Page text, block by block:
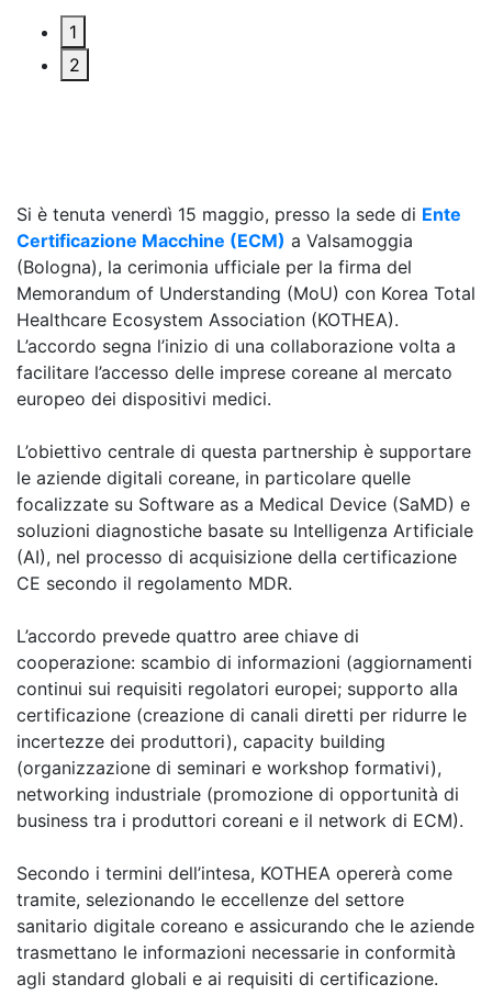
1
2
Si è tenuta venerdì 15 maggio, presso la sede di Ente
Certificazione Macchine (ECM) a Valsamoggia
(Bologna), la cerimonia ufficiale per la firma del
Memorandum of Understanding (MoU) con Korea Total
Healthcare Ecosystem Association (KOTHEA).
L’accordo segna l’inizio di una collaborazione volta a
facilitare l’accesso delle imprese coreane al mercato
europeo dei dispositivi medici.
L’obiettivo centrale di questa partnership è supportare
le aziende digitali coreane, in particolare quelle
focalizzate su Software as a Medical Device (SaMD) e
soluzioni diagnostiche basate su Intelligenza Artificiale
(AI), nel processo di acquisizione della certificazione
CE secondo il regolamento MDR.
L’accordo prevede quattro aree chiave di
cooperazione: scambio di informazioni (aggiornamenti
continui sui requisiti regolatori europei; supporto alla
certificazione (creazione di canali diretti per ridurre le
incertezze dei produttori), capacity building
(organizzazione di seminari e workshop formativi),
networking industriale (promozione di opportunità di
business tra i produttori coreani e il network di ECM).
Secondo i termini dell’intesa, KOTHEA opererà come
tramite, selezionando le eccellenze del settore
sanitario digitale coreano e assicurando che le aziende
trasmettano le informazioni necessarie in conformità
agli standard globali e ai requisiti di certificazione.